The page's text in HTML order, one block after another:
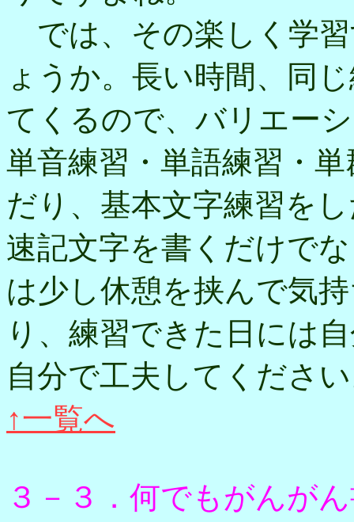
では、その楽しく学
ょうか。長い時間、同
てくるので、バリエー
単音練習・単語練習・
だり、基本文字練習を
速記文字を書くだけで
は少し休憩を挟んで気
り、練習できた日には
自分で工夫してくださ
↑一覧へ
３－３．何でもがんが